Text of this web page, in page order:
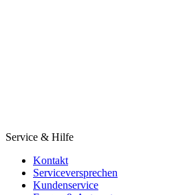
Service & Hilfe
Kontakt
Serviceversprechen
Kundenservice